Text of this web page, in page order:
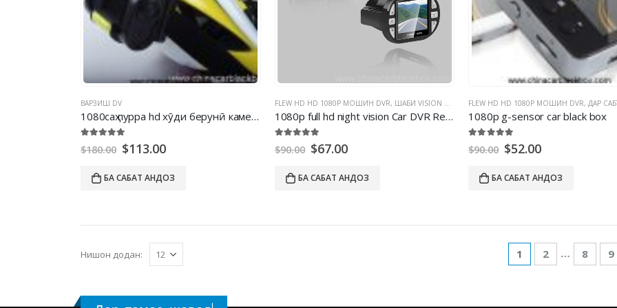
ВАРЗИШ DV
1080саҳ пурра hd хӯди берунӣ камера варзишӣ
берун аз 5
$180.00 $113.00
БА САБАТ АНДОЗ
FLEW HD HD 1080P МОШИН DVR, ШАБИ VISION DVR DVR
1080p full hd night vision Car DVR Recorder
берун аз 5
$90.00 $67.00
БА САБАТ АНДОЗ
FLEW HD HD 1080P МОШИН DVR, ДАР САБТИ
1080p g-sensor car black box
берун аз 5
$90.00 $52.00
БА САБАТ АНДОЗ
Нишон додан: 1 2 … 8 9